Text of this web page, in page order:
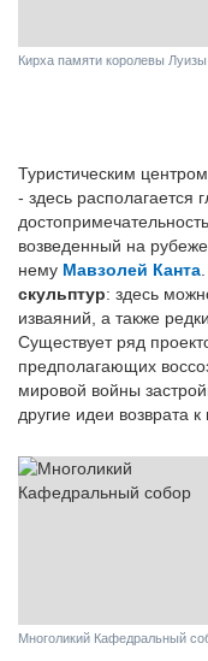
Кирха памяти королевы Луизы
Туристическим
- здесь располагается
достопримечательность,
возведенный на
нему Мавзолей Канта
скульптур: здесь
изваяний, а также
Существует ряд
предполагающих
мировой войны
другие идеи возврата
Многоликий Кафедральный